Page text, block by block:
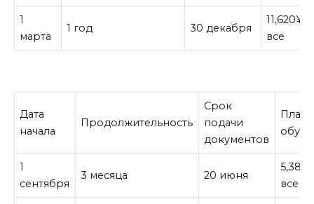
1
марта
1 год 30 декабря
11,620¥
все
Дата
начала
Продолжительность
Срок
подачи
документов
Плата
1
сентября
3 месяца 20 июня
все